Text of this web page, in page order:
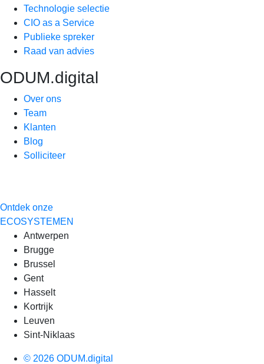
Technologie selectie
CIO as a Service
Publieke spreker
Raad van advies
ODUM.digital
Over ons
Team
Klanten
Blog
Solliciteer
Ontdek onze
ECOSYSTEMEN
Antwerpen
Brugge
Brussel
Gent
Hasselt
Kortrijk
Leuven
Sint-Niklaas
© 2026 ODUM.digital